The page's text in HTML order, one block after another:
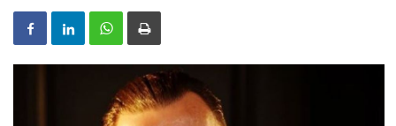
SHQIPERIA
MAQEDONIA